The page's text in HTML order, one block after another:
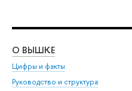
О ВЫШКЕ
Цифры и факты
Руководство и структура